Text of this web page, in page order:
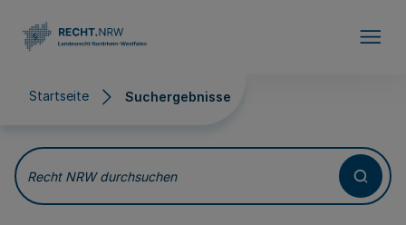
Startseite Suchergebnisse
Suchergebnisse
Recht NRW durchsuchen